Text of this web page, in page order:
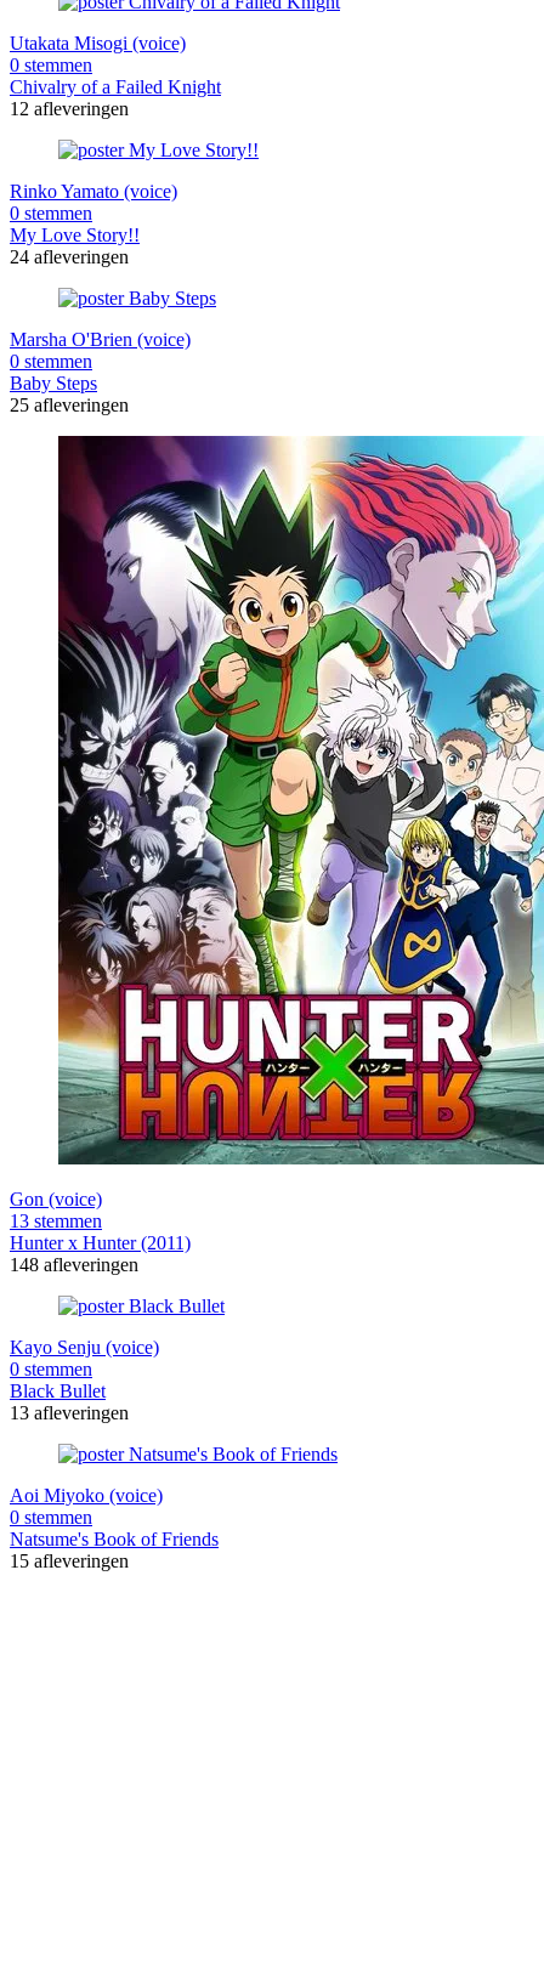
Utakata Misogi (voice)
0 stemmen
Chivalry of a Failed Knight
12 afleveringen
Rinko Yamato (voice)
0 stemmen
My Love Story!!
24 afleveringen
Marsha O'Brien (voice)
0 stemmen
Baby Steps
25 afleveringen
Gon (voice)
13 stemmen
Hunter x Hunter (2011)
148 afleveringen
Kayo Senju (voice)
0 stemmen
Black Bullet
13 afleveringen
Aoi Miyoko (voice)
0 stemmen
Natsume's Book of Friends
15 afleveringen